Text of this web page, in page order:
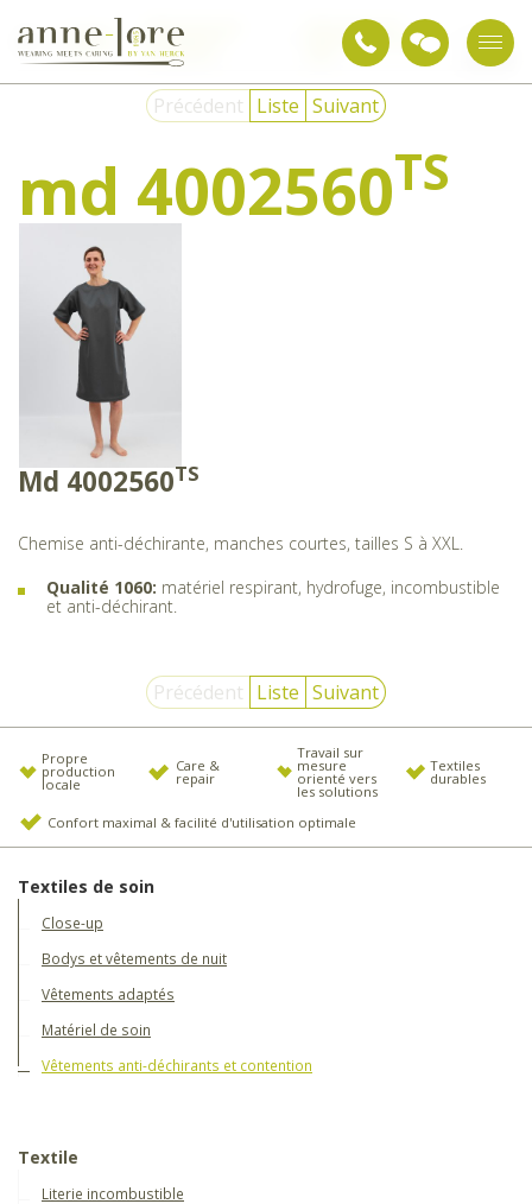
Textiles
de soin
Vêtements anti-
déchirants et
contention
Vêtements anti-
déchirants en qual.
md
4002560
Précédent Liste Suivant
md 4002560TS
Md 4002560TS
Chemise anti-déchirante, manches courtes, tailles S à XXL.
Qualité 1060: matériel respirant, hydrofuge, incombustible
et anti-déchirant.
Précédent Liste Suivant
Propre
production
locale
Care &
repair
Travail sur
mesure
orienté vers
les solutions
Textiles
durables
Confort maximal & facilité d'utilisation optimale
Textiles de soin
Close-up
Bodys et vêtements de nuit
Vêtements adaptés
Matériel de soin
Vêtements anti-déchirants et contention
Textile
Literie incombustible